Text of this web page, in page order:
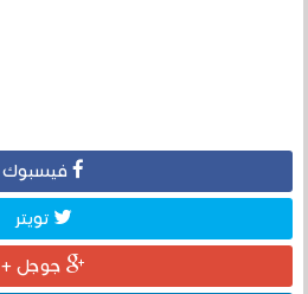
فيسبوك
تويتر
جوجل +